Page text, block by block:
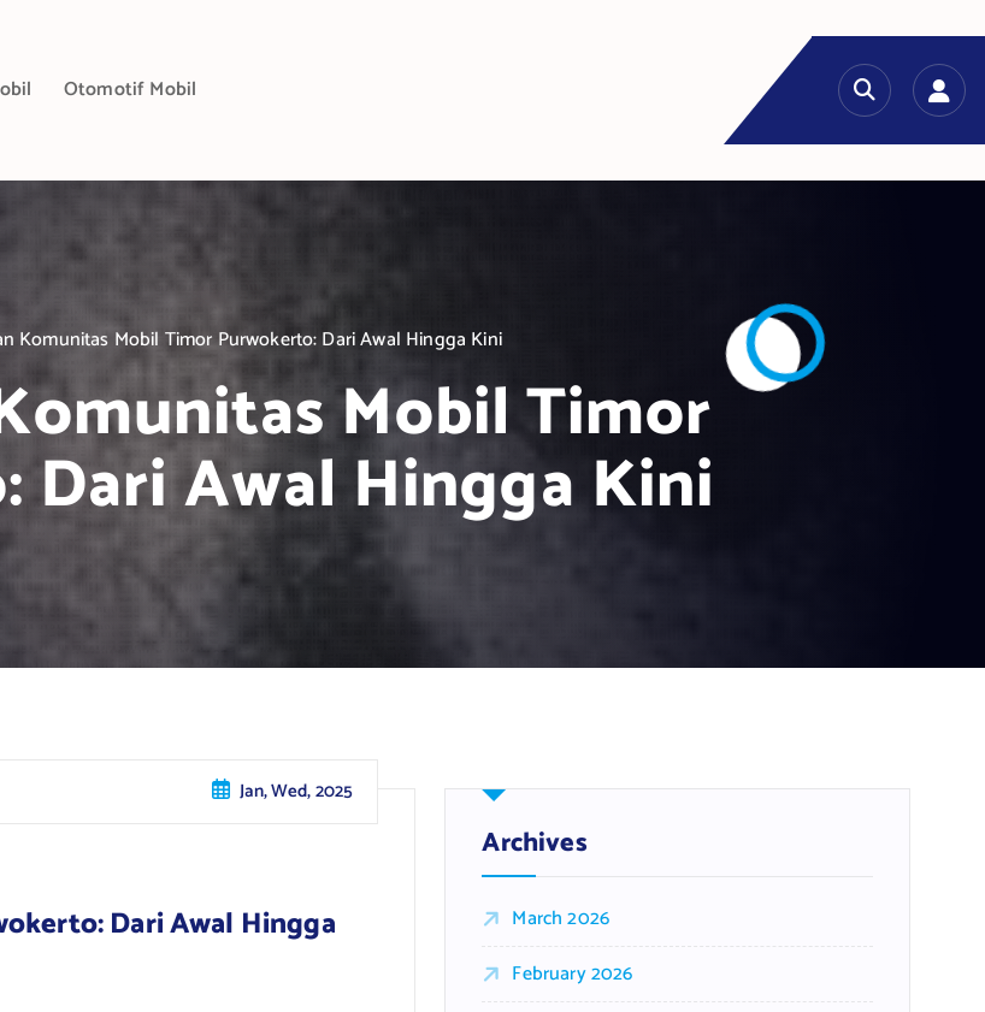
Otomotif Mobil
Komunitas Mobil Timor Purwokerto: Dari Awal Hingga Kini
Mobil Timor
Dari Awal Hingga Kini
Jan, Wed, 2025
Dari Awal Hingga
Archives
March 2026
February 2026